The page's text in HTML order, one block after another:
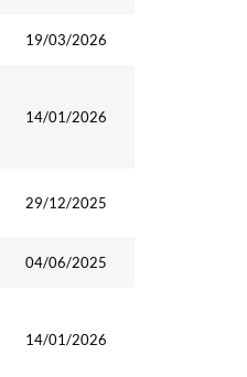
19/03/2026
14/01/2026
29/12/2025
04/06/2025
14/01/2026